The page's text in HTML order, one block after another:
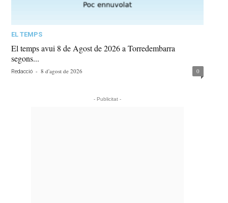
EL TEMPS
El temps avui 8 de Agost de 2026 a Torredembarra
segons...
Redacció - 8 d'agost de 2026 0
- Publicitat -